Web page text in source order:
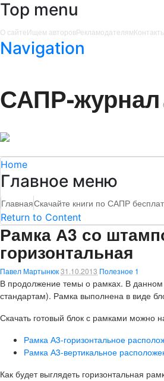
Top menu
О сайтеИщем авторовРекламодателям
Navigation
САПР-журнал
Home
Главное меню
ГлавнаяСкачайте книги по САПР
Return to Content
Рамка А3 со
горизонтальная
Павел Мартынюк31.10.2013 Полезное 1
В продолжение темы о рамках. В
стандартам). Рамка выполнена в виде
Скачать готовый блок с рамками
Рамка А3-горизонтальное
Рамка А3-вертикальное
Как будет выглядеть горизонтальная